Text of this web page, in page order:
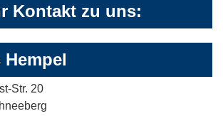
Kontakt zu uns:
Str. 20